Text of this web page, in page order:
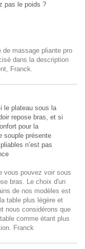
pas le poids ?
de massage pliante pro
dans la description
Franck.
le plateau sous la
repose bras, et si
pour la
souple présente
n’est pas
vous pouvez voir sous
bras. Le choix d'un
de nos modèles est
table plus légère et
nous considérons que
comme étant plus
Franck